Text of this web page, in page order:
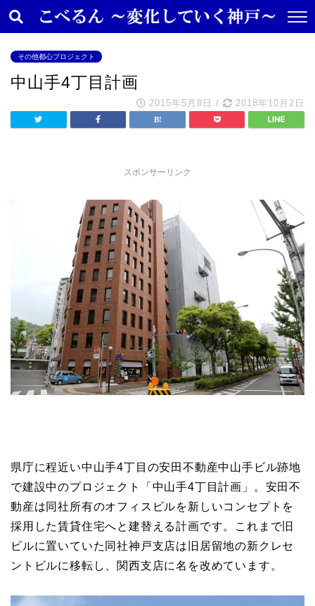
その他都心プロジェクト
中山手4丁目計画
2015年5月8日 / 2018年10月2日
スポンサーリンク
県庁に程近い中山手4丁目の安田不動産中山手ビル跡地
で建設中のプロジェクト「中山手4丁目計画」。安田不
動産は同社所有のオフィスビルを新しいコンセプトを
採用した賃貸住宅へと建替える計画です。これまで旧
ビルに置いていた同社神戸支店は旧居留地の新クレセ
ントビルに移転し、関西支店に名を改めています。